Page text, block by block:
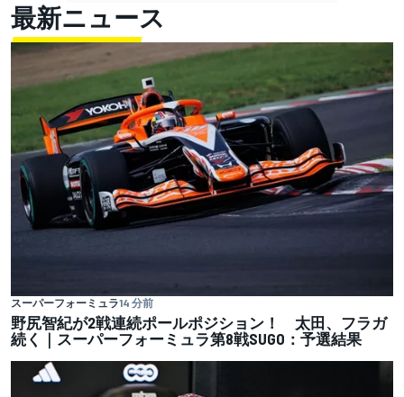
最新ニュース
スーパーフォーミュラ14 分前
野尻智紀が2戦連続ポールポジション！ 太田、フラガ
続く｜スーパーフォーミュラ第8戦SUGO：予選結果